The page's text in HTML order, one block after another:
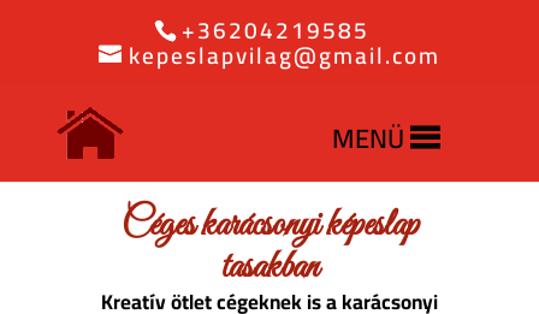
+36204219585
kepeslapvilag@gmail.com
MENÜ
Céges karácsonyi képeslap
tasakban
Kreatív ötlet cégeknek is a karácsonyi